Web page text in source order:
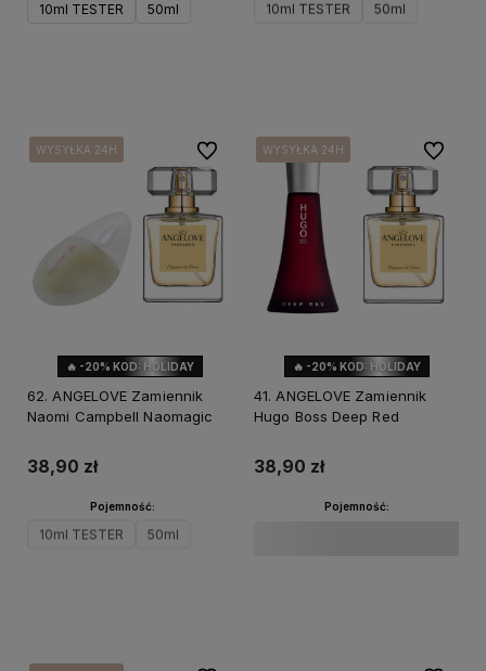
10ml TESTER 50ml 10ml TESTER 50ml
🔥 -20% KOD: HOLIDAY
WYSYŁKA 24H
WYSYŁKA 24H
WYSYŁKA 24H
WYSYŁKA 24H
62. ANGELOVE Zamiennik
Naomi Campbell Naomagic
38,90 zł
Pojemność:
10ml TESTER 50ml
Do ulubionych
🔥 -20% KOD: HOLIDAY
WYSYŁKA 24H
WYSYŁKA 24H
WYSYŁKA 24H
WYSYŁKA 24H
41. ANGELOVE Zamiennik
Hugo Boss Deep Red
38,90 zł
Pojemność:
Do